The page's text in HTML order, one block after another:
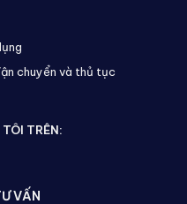
chuyển và thủ tục
TRÊN:
VẤN